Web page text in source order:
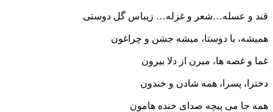
قند و عسله…شعر و غزله… زیباس گل دوستی
همیشه، با دوستا، میشه جشن و چراغون
غما و غصه ها، میرن از دلا بیرون
دخترا، پسرا، همه شادن و خندون
همه جا می پیچه صدای خنده هامون